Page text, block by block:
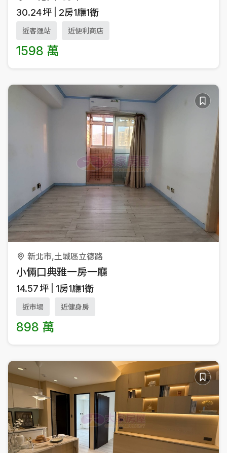
30.24坪 2房1廳1衛
近客運站 近便利商店
1598 萬
新北市,土城區立德路
小倆口典雅一房一廳
14.57坪 1房1廳1衛
近市場 近健身房
898 萬